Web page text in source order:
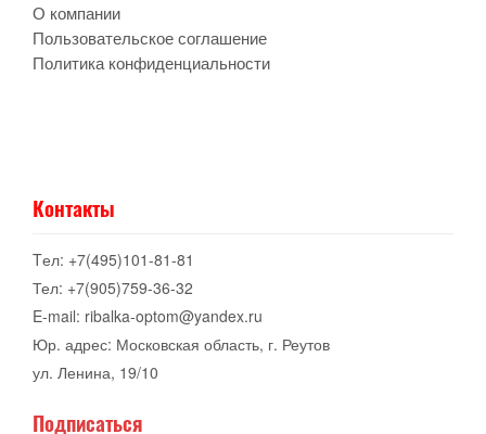
О компании
Пользовательское соглашение
Политика конфиденциальности
Контакты
Tел: +7(495)101-81-81
Тел: +7(905)759-36-32
E-mail: ribalka-optom@yandex.ru
Юр. адрес: Московская область, г. Реутов
ул. Ленина, 19/10
Подписаться